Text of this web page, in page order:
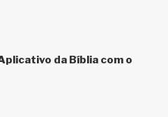
da Bíblia com o